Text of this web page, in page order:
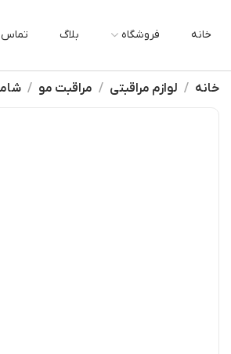
خانه فروشگاه بلاگ تماس
خانه لوازم مراقبتی مراقبت مو